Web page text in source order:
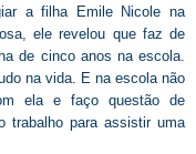
a filha Emile Nicole na
ele revelou que faz de
de cinco anos na escola.
na vida. E na escola não
ela e faço questão de
trabalho para assistir uma